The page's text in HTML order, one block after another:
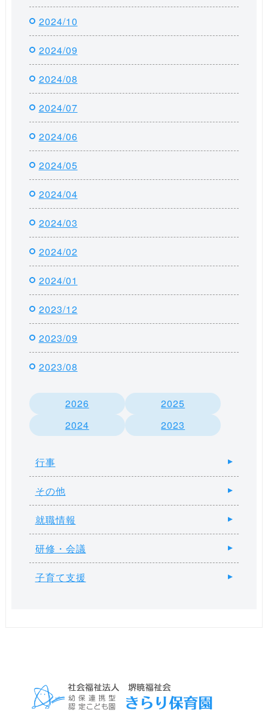
2024/10
2024/09
2024/08
2024/07
2024/06
2024/05
2024/04
2024/03
2024/02
2024/01
2023/12
2023/09
2023/08
2026
2025
2024
2023
行事
その他
就職情報
研修・会議
子育て支援